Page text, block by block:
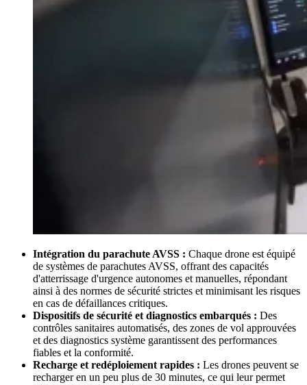
Intégration du parachute AVSS : Chaque drone est équipé
de systèmes de parachutes AVSS, offrant des capacités
d'atterrissage d'urgence autonomes et manuelles, répondant
ainsi à des normes de sécurité strictes et minimisant les risques
en cas de défaillances critiques.
Dispositifs de sécurité et diagnostics embarqués : Des
contrôles sanitaires automatisés, des zones de vol approuvées
et des diagnostics système garantissent des performances
fiables et la conformité.
Recharge et redéploiement rapides : Les drones peuvent se
recharger en un peu plus de 30 minutes, ce qui leur permet